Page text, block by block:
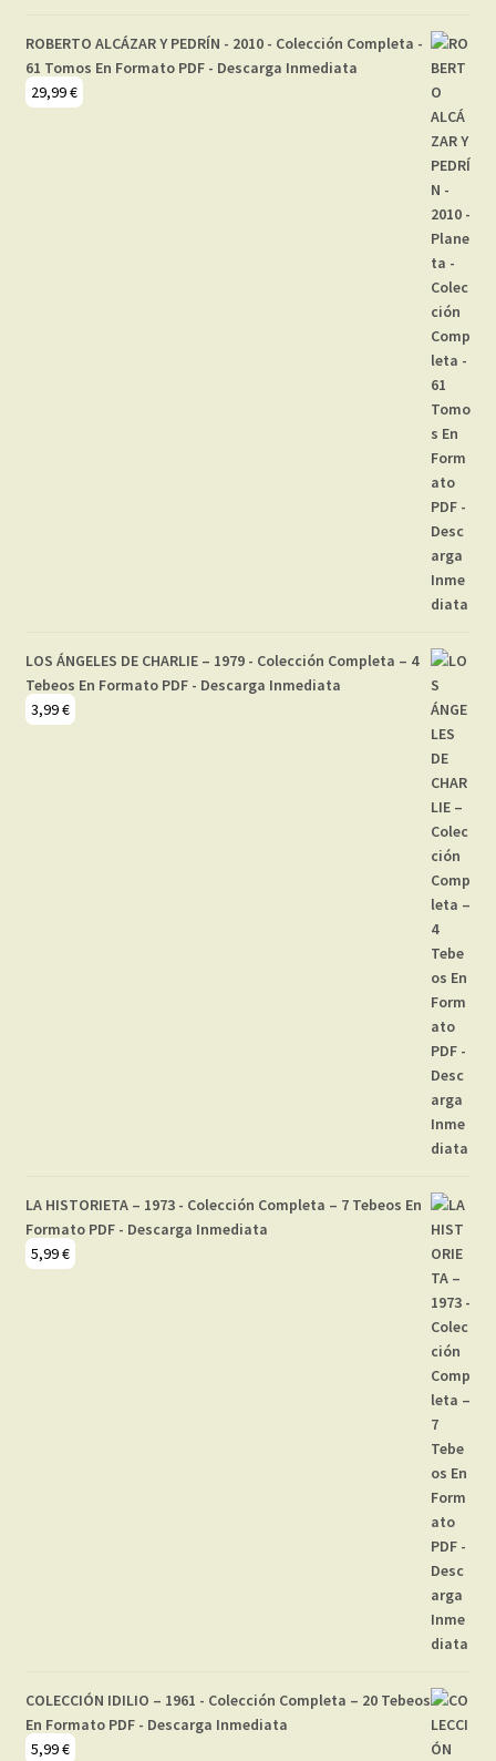
ROBERTO ALCÁZAR Y PEDRÍN - 2010 - Colección Completa -
61 Tomos En Formato PDF - Descarga Inmediata
29,99€
LOS ÁNGELES DE CHARLIE – 1979 - Colección Completa – 4
Tebeos En Formato PDF - Descarga Inmediata
3,99€
LA HISTORIETA – 1973 - Colección Completa – 7 Tebeos En
Formato PDF - Descarga Inmediata
5,99€
COLECCIÓN IDILIO – 1961 - Colección Completa – 20 Tebeos
En Formato PDF - Descarga Inmediata
5,99€